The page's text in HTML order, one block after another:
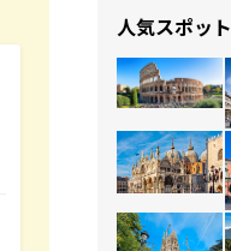
人気スポット